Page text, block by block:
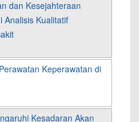
dan Kesejahteraan
Analisis Kualitatif
Keperawatan di
Kesadaran Akan